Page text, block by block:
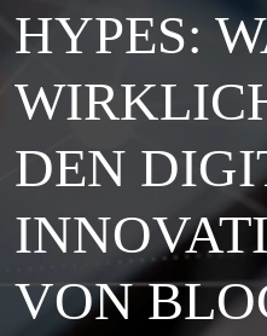
HYPES:
DEN
VON